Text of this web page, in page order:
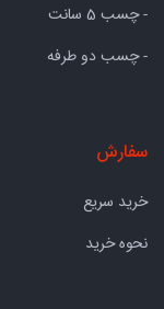
- چسب 5 سانت
- چسب دو طرفه
سفارش
خرید سریع
نحوه خرید